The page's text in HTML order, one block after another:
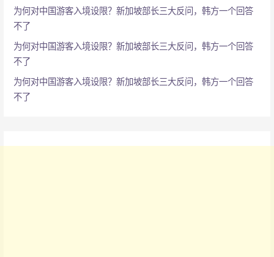
为何对中国游客入境设限？新加坡部长三大反问，韩方一个回答
不了
为何对中国游客入境设限？新加坡部长三大反问，韩方一个回答
不了
为何对中国游客入境设限？新加坡部长三大反问，韩方一个回答
不了